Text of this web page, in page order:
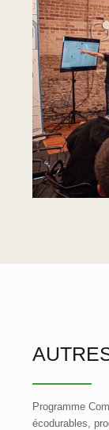
Programme
écodurables,